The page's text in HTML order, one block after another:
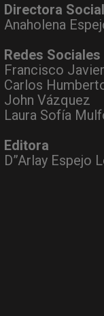
Directora
Anaholena
Redes Sociales
Francisco
Carlos
John Vázquez
Laura Sofía
Editora
D”Arlay Espejo